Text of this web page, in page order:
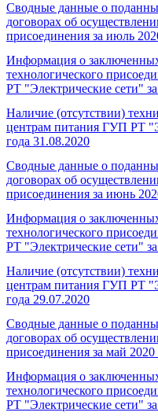
Сводные данные о
договорах об
присоединения за июль
Информация о
технологического
РТ "Электрические сети"
Наличие (отсутствии)
центрам питания ГУП РТ
года 31.08.2020
Сводные данные о
договорах об
присоединения за июнь
Информация о
технологического
РТ "Электрические сети"
Наличие (отсутствии)
центрам питания ГУП РТ
года 29.07.2020
Сводные данные о
договорах об
присоединения за май 2020
Информация о
технологического
РТ "Электрические сети"